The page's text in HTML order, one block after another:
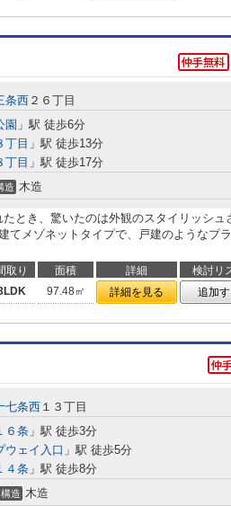
条西 ２６丁目
園 」駅 徒歩6分
丁目 」駅 徒歩13分
丁目 」駅 徒歩17分
造 木造
とき、驚いたのは外観のスタイリッシュ
てメゾネットタイプで、戸建のようなプ
取り 面積 詳細
検討リ
97.48㎡ 詳細を見る 追加
七条西 １３丁目
６条 」駅 徒歩3分
ウェイ入口 」駅 徒歩5分
４条 」駅 徒歩8分
構造 木造